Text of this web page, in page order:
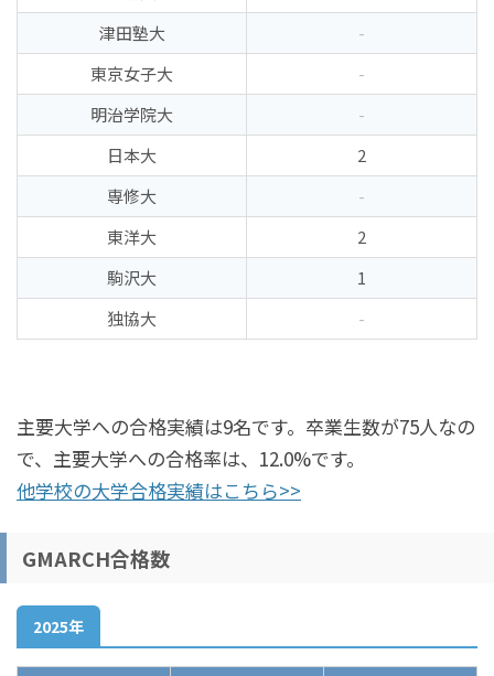
津田塾大
-
東京女子大
-
明治学院大
-
日本大
2
専修大
-
東洋大
2
駒沢大
1
独協大
-
主要大学への合格実績は9名です。卒業生数が75人なの
で、主要大学への合格率は、12.0%です。
他学校の大学合格実績はこちら>>
GMARCH合格数
2025年